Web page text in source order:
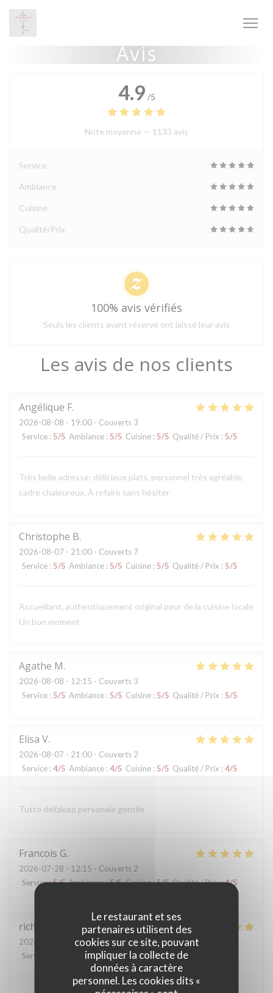
Personnalisation de vos choix en matière de cookies
Le restaurant et ses
partenaires utilisent des
cookies sur ce site, pouvant
impliquer la collecte de
données à caractère
personnel. Les cookies dits «
Avis
Les avis de nos clients
Angélique F
2026-08-08 - 19:00 - Couverts 3
Service : 5/5 Ambiance : 5/5 Cuisine : 5/5 Qualité / Prix : 5/5
Très belle adresse: délicieux plats, personnel très agréable,
cadre chaleureux. À refaire sans hésiter
Christophe B
2026-08-07 - 21:00 - Couverts 7
Service : 5/5 Ambiance : 5/5 Cuisine : 5/5 Qualité / Prix : 5/5
Accueillant, authentiquement original pour de la cuisine locale
Un bon moment
Agathe M
2026-08-08 - 12:15 - Couverts 3
Service : 5/5 Ambiance : 5/5 Cuisine : 5/5 Qualité / Prix : 5/5
Elisa V
2026-08-07 - 21:00 - Couverts 2
Service : 4/5 Ambiance : 4/5 Cuisine : 5/5 Qualité / Prix : 4/5
Tutto delizioso personale gentile
Francois G
2026-07-28 - 12:15 - Couverts 2
Service:5/5 Ambiance:5/5 Cuisine:5/5 Qualité / Prix:4/5
richard
2026-07-25
- 21:15 - Couverts 5
Service
Ambiance :5/5 Cuisine 5/5 Qualité / Prix
4.9 /5
Note moyenne — 1133 avis
Service
Ambiance
Cuisine
Qualité/Prix
100% avis vérifiés
Seuls les clients ayant réservé ont laissé leur avis